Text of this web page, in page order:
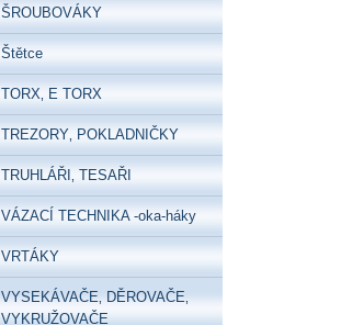
ŠROUBOVÁKY
Štětce
TORX‚ E TORX
TREZORY‚ POKLADNIČKY
TRUHLÁŘI‚ TESAŘI
VÁZACÍ TECHNIKA -oka-háky
VRTÁKY
VYSEKÁVAČE‚ DĚROVAČE‚
VYKRUŽOVAČE